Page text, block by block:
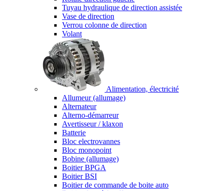
Tuyau hydraulique de direction assistée
Vase de direction
Verrou colonne de direction
Volant
Alimentation, électricité
Allumeur (allumage)
Alternateur
Alterno-démarreur
Avertisseur / klaxon
Batterie
Bloc electrovannes
Bloc monopoint
Bobine (allumage)
Boitier BPGA
Boitier BSI
Boitier de commande de boite auto